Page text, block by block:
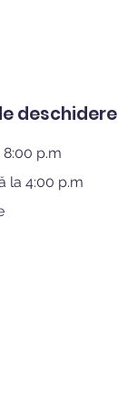
deschidere
p.m
la 4:00 p.m